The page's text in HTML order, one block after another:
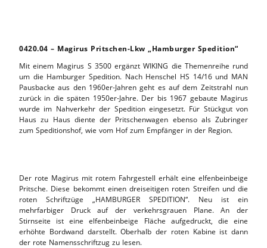
0420.04 – Magirus Pritschen-Lkw „Hamburger Spedition“
Mit einem Magirus S 3500 ergänzt WIKING die Themenreihe rund
um die Hamburger Spedition. Nach Henschel HS 14/16 und MAN
Pausbacke aus den 1960er-Jahren geht es auf dem Zeitstrahl nun
zurück in die späten 1950er-Jahre. Der bis 1967 gebaute Magirus
wurde im Nahverkehr der Spedition eingesetzt. Für Stückgut von
Haus zu Haus diente der Pritschenwagen ebenso als Zubringer
zum Speditionshof, wie vom Hof zum Empfänger in der Region.
Der rote Magirus mit rotem Fahrgestell erhält eine elfenbeinbeige
Pritsche. Diese bekommt einen dreiseitigen roten Streifen und die
roten Schriftzüge „HAMBURGER SPEDITION“. Neu ist ein
mehrfarbiger Druck auf der verkehrsgrauen Plane. An der
Stirnseite ist eine elfenbeinbeige Fläche aufgedruckt, die eine
erhöhte Bordwand darstellt. Oberhalb der roten Kabine ist dann
der rote Namensschriftzug zu lesen.